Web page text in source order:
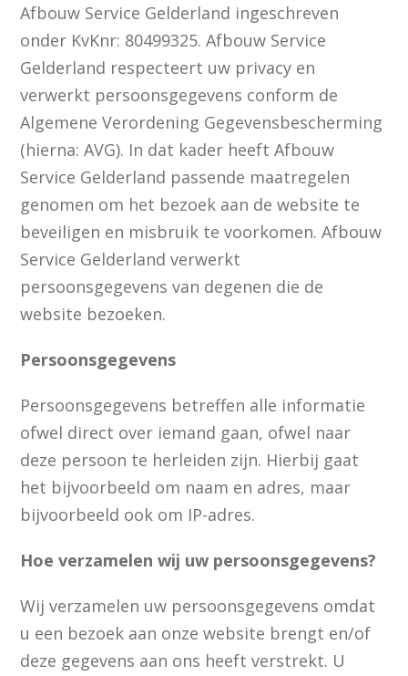
Afbouw Service Gelderland ingeschreven
onder KvKnr: 80499325. Afbouw Service
Gelderland respecteert uw privacy en
verwerkt persoonsgegevens conform de
Algemene Verordening Gegevensbescherming
(hierna: AVG). In dat kader heeft Afbouw
Service Gelderland passende maatregelen
genomen om het bezoek aan de website te
beveiligen en misbruik te voorkomen. Afbouw
Service Gelderland verwerkt
persoonsgegevens van degenen die de
website bezoeken.
Persoonsgegevens
Persoonsgegevens betreffen alle informatie
ofwel direct over iemand gaan, ofwel naar
deze persoon te herleiden zijn. Hierbij gaat
het bijvoorbeeld om naam en adres, maar
bijvoorbeeld ook om IP-adres.
Hoe verzamelen wij uw persoonsgegevens?
Wij verzamelen uw persoonsgegevens omdat
u een bezoek aan onze website brengt en/of
deze gegevens aan ons heeft verstrekt. U